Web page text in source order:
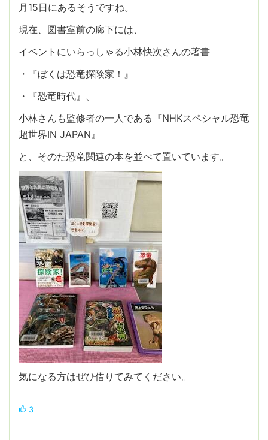
月15日にあるそうですね。
現在、図書室前の廊下には、
イベントにいらっしゃる小林快次さんの著書
・『ぼくは恐竜探険家！』
・『恐竜時代』、
小林さんも監修者の一人である『NHKスペシャル恐竜
超世界IN JAPAN』
と、そのた恐竜関連の本を並べて置いています。
気になる方はぜひ借りてみてください。
3